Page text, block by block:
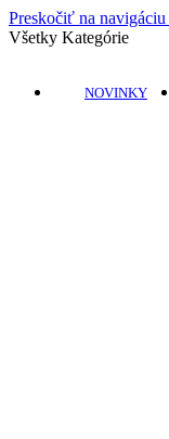
Preskočiť na navigáciu
Všetky Kategórie
NOVINKY